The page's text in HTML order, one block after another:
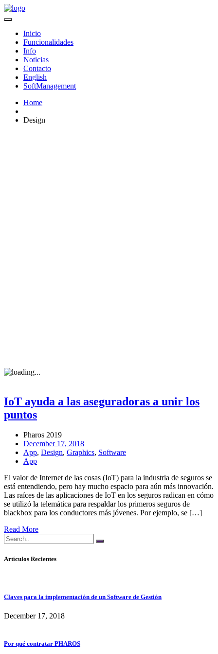
Inicio
Funcionalidades
Info
Noticias
Contacto
English
SoftManagement
Home
Design
IoT ayuda a las aseguradoras a unir los
puntos
Pharos 2019
December 17, 2018
App, Design, Graphics, Software
App
El valor de Internet de las cosas (IoT) para la industria de seguros se
está entendiendo, pero hay mucho espacio para aún más innovación.
Las raíces de las aplicaciones de IoT en los seguros radican en cómo
se utilizó la telemática para respaldar los primeros seguros de
blackbox para los conductores más jóvenes. Por ejemplo, se […]
Read More
Artículos Recientes
Claves para la implementación de un Software de Gestión
December 17, 2018
Por qué contratar PHAROS